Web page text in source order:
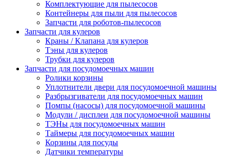
Комплектующие для пылесосов
Контейнеры для пыли для пылесосов
Запчасти для роботов-пылесосов
Запчасти для кулеров
Краны / Клапана для кулеров
Тэны для кулеров
Трубки для кулеров
Запчасти для посудомоечных машин
Ролики корзины
Уплотнители двери для посудомоечной машины
Разбрызгиватели для посудомоечных машин
Помпы (насосы) для посудомоечной машины
Модули / дисплеи для посудомоечной машины
ТЭНы для посудомоечных машин
Таймеры для посудомоечных машин
Корзины для посуды
Датчики температуры